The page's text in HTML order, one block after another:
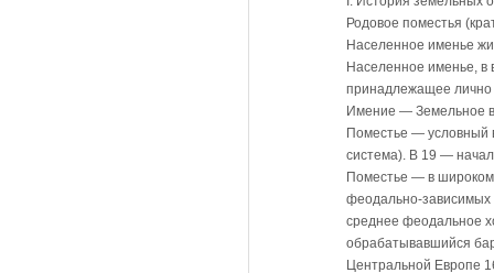
Родовое поместья
Населенное именье
Населенное именье, в
принадлежащее
Имение — Земельное
Поместье — условный
система). В 19 —
Поместье — в широком
феодально-зависимых
среднее феодальное
обрабатывавшийся
Центральной Европе